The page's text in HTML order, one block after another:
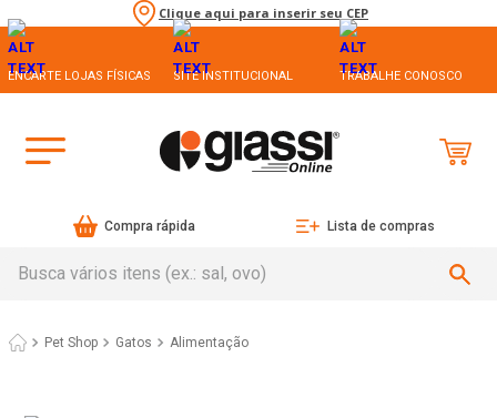
Clique aqui para inserir seu CEP
ENCARTE LOJAS FÍSICAS SITE INSTITUCIONAL TRABALHE CONOSCO
Compra rápida Lista de compras
Pet Shop Gatos Alimentação